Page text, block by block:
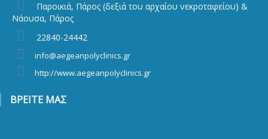
Παροικιά, Πάρος (δεξιά του αρχαίου νεκροταφείου) &
Νάουσα, Πάρος
22840-24442
info@aegeanpolyclinics.gr
http://www.aegeanpolyclinics.gr
ΒΡΕΙΤΕ ΜΑΣ